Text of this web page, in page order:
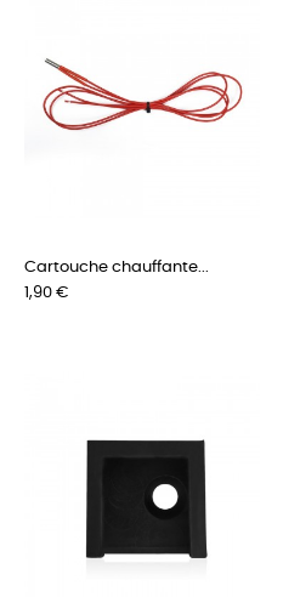
Cartouche chauffante...
Prix
1,90 €